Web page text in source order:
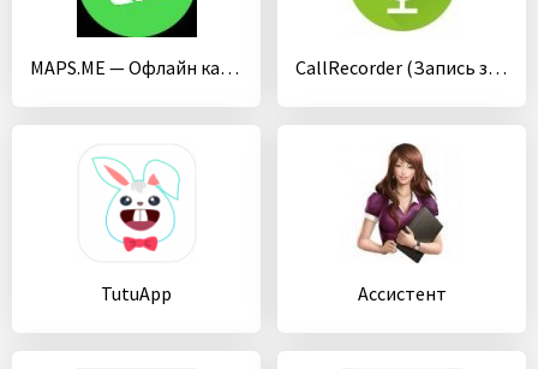
MAPS.ME — Офлайн карты CallRecorder (Запись звонков)
TutuApp Ассистент